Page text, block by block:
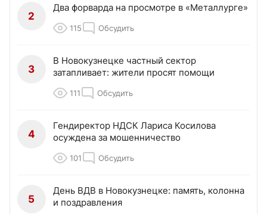
2
Два форварда на просмотре в «Металлурге»
115 Обсудить
3
В Новокузнецке частный сектор
затапливает: жители просят помощи
111 Обсудить
4
Гендиректор НДСК Лариса Косилова
осуждена за мошенничество
101 Обсудить
5
День ВДВ в Новокузнецке: память, колонна
и поздравления